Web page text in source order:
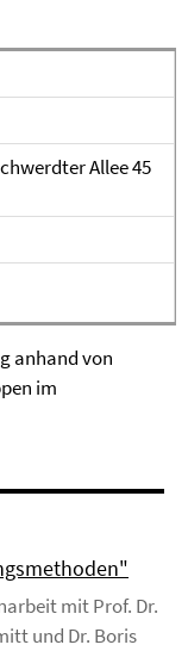
Allee 45
anhand von
im
mit Prof. Dr.
und Dr. Boris